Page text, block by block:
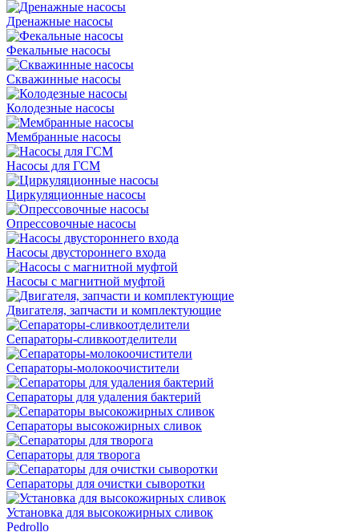
Дренажные насосы
Фекальные насосы
Скважинные насосы
Колодезные насосы
Мембранные насосы
Насосы для ГСМ
Циркуляционные насосы
Опрессовочные насосы
Насосы двустороннего входа
Насосы с магнитной муфтой
Двигателя, запчасти и комплектующие
Сепараторы-сливкоотделители
Сепараторы-молокоочистители
Сепараторы для удаления бактерий
Сепараторы высокожирных сливок
Сепараторы для творога
Сепараторы для очистки сыворотки
Установка для высокожирных сливок
Pedrollo